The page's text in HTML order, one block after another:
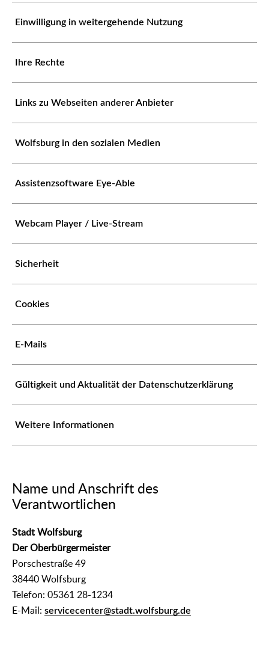
Einwilligung in weitergehende Nutzung
Ihre Rechte
Links zu Webseiten anderer Anbieter
Wolfsburg in den sozialen Medien
Assistenzsoftware Eye-Able
Webcam Player / Live-Stream
Sicherheit
Cookies
E-Mails
Gültigkeit und Aktualität der Datenschutzerklärung
Weitere Informationen
Name und Anschrift des
Verantwortlichen
Stadt Wolfsburg
Der Oberbürgermeister
Porschestraße 49
38440 Wolfsburg
Telefon: 05361 28-1234
E-Mail: servicecenter@stadt.wolfsburg.de